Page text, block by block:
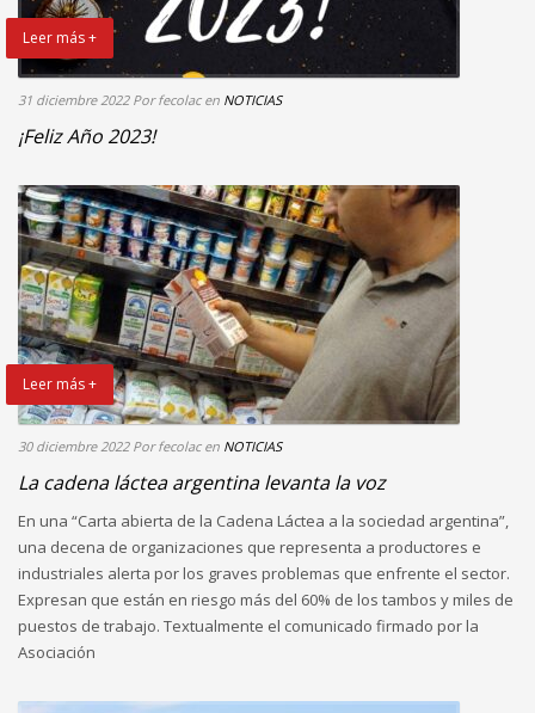
Leer más +
31 diciembre 2022 Por fecolac en NOTICIAS
¡Feliz Año 2023!
Leer más +
30 diciembre 2022 Por fecolac en NOTICIAS
La cadena láctea argentina levanta la voz
En una “Carta abierta de la Cadena Láctea a la sociedad argentina”,
una decena de organizaciones que representa a productores e
industriales alerta por los graves problemas que enfrente el sector.
Expresan que están en riesgo más del 60% de los tambos y miles de
puestos de trabajo. Textualmente el comunicado firmado por la
Asociación